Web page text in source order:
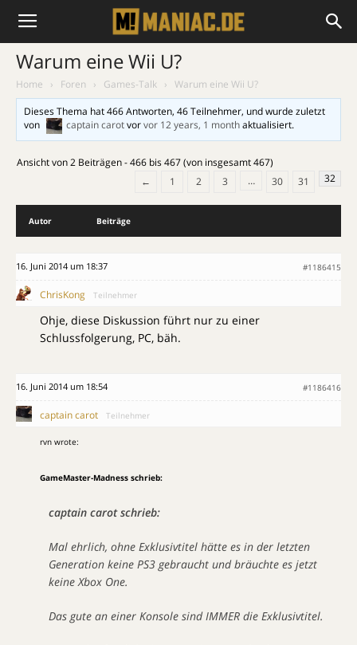
Warum eine Wii U?
Home › Foren › Games-Talk › Warum eine Wii U?
Dieses Thema hat 466 Antworten, 46 Teilnehmer, und wurde zuletzt
von
captain carotvorvor 12 years, 1 monthaktualisiert.
Ansicht von 2 Beiträgen - 466 bis 467 (von insgesamt 467)
←
1 2 3 … 30 31 32
Autor Beiträge
16. Juni 2014 um 18:37 #1186415
ChrisKong Teilnehmer
Ohje, diese Diskussion führt nur zu einer
Schlussfolgerung, PC, bäh.
16. Juni 2014 um 18:54 #1186416
captain carot Teilnehmer
rvn wrote:
GameMaster-Madness schrieb:
captain carot schrieb:
Mal ehrlich, ohne Exklusivtitel hätte es in der letzten
Generation keine PS3 gebraucht und bräuchte es jetzt
keine Xbox One.
Das gute an einer Konsole sind IMMER die Exklusivtitel.